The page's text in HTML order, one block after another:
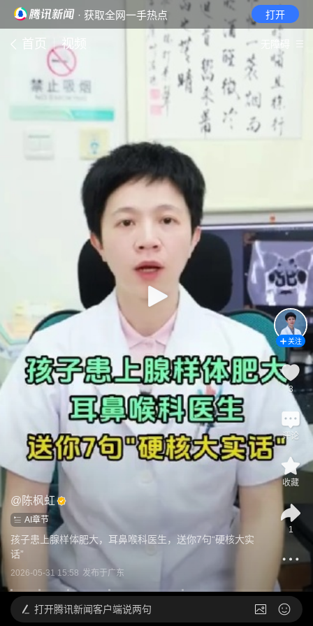
· 获取全网一手热点 打开
首页 视频 无障碍
@ 陈枫虹
AI章节
孩子患上腺样体肥大，耳鼻喉科医生，送你7句“硬核大实
话”
2026-05-31 15:58 发布于广东
关注
3
评论
收藏
1
打开腾讯新闻客户端说两句